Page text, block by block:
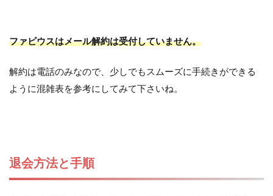
ファビウスはメール解約は受付していません。
解約は電話のみなので、少しでもスムーズに手続きができる
ように混雑表を参考にしてみて下さいね。
退会方法と手順